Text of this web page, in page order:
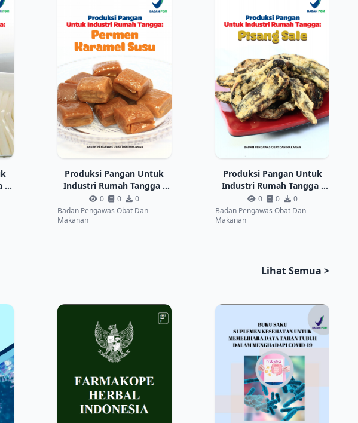
:
Produksi Pangan Untuk
Industri Rumah Tangga :
Permen Karamel Susu
0 0
0
Badan Pengawas Obat Dan
Makanan
Produksi Pangan Untuk
Industri Rumah Tangga :
Pisang Sale
0 0
0
Badan Pengawas Obat Dan
Makanan
Lihat Semua >